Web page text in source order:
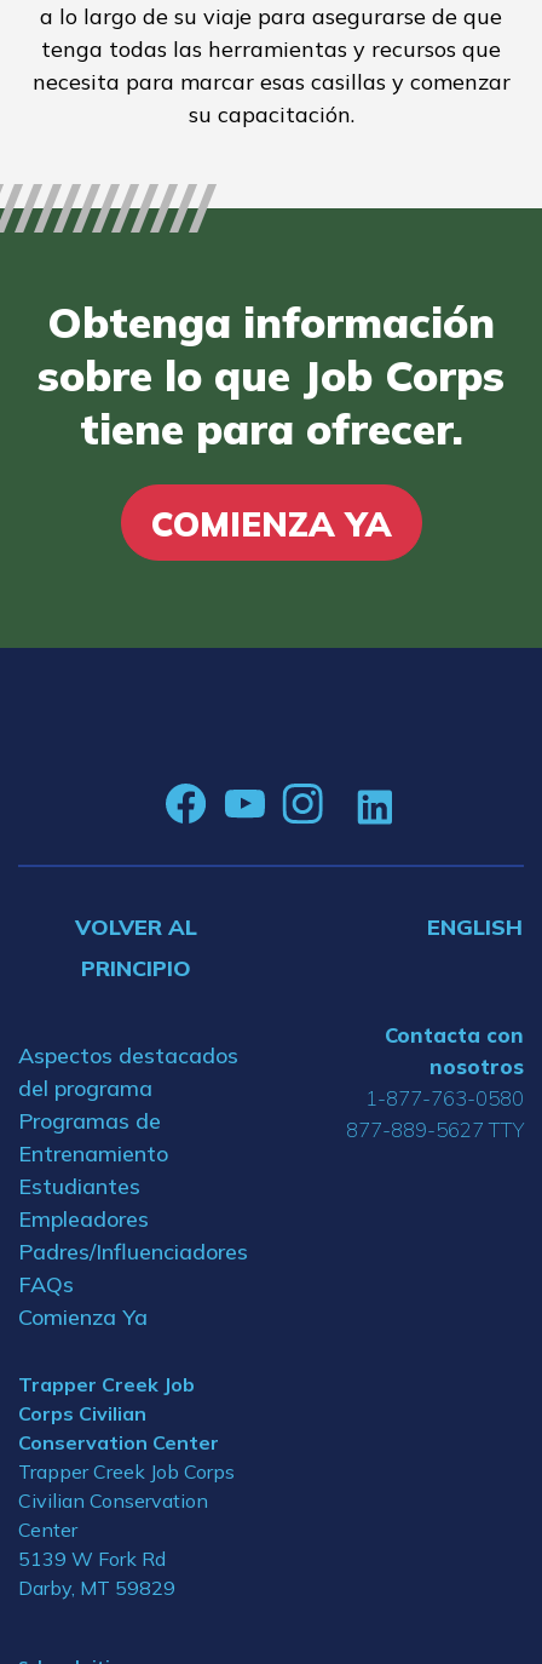
a lo largo de su viaje para asegurarse de que
tenga todas las herramientas y recursos que
necesita para marcar esas casillas y comenzar
su capacitación.
Obtenga información
sobre lo que Job Corps
tiene para ofrecer.
COMIENZA YA
VOLVER AL
PRINCIPIO
ENGLISH
Aspectos destacados
del programa
Programas de
Entrenamiento
Estudiantes
Empleadores
Padres/Influenciadores
FAQs
Comienza Ya
Trapper Creek Job
Corps Civilian
Conservation Center
Trapper Creek Job Corps
Civilian Conservation
Center
5139 W Fork Rd
Darby, MT 59829
Contacta con
nosotros
1-877-763-0580
877-889-5627 TTY